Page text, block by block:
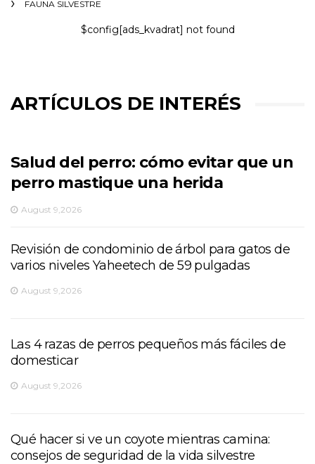
FAUNA SILVESTRE
$config[ads_kvadrat] not found
ARTÍCULOS DE INTERÉS
Salud del perro: cómo evitar que un
perro mastique una herida
August 9,2026
Revisión de condominio de árbol para gatos de
varios niveles Yaheetech de 59 pulgadas
August 9,2026
Las 4 razas de perros pequeños más fáciles de
domesticar
August 9,2026
Qué hacer si ve un coyote mientras camina:
consejos de seguridad de la vida silvestre